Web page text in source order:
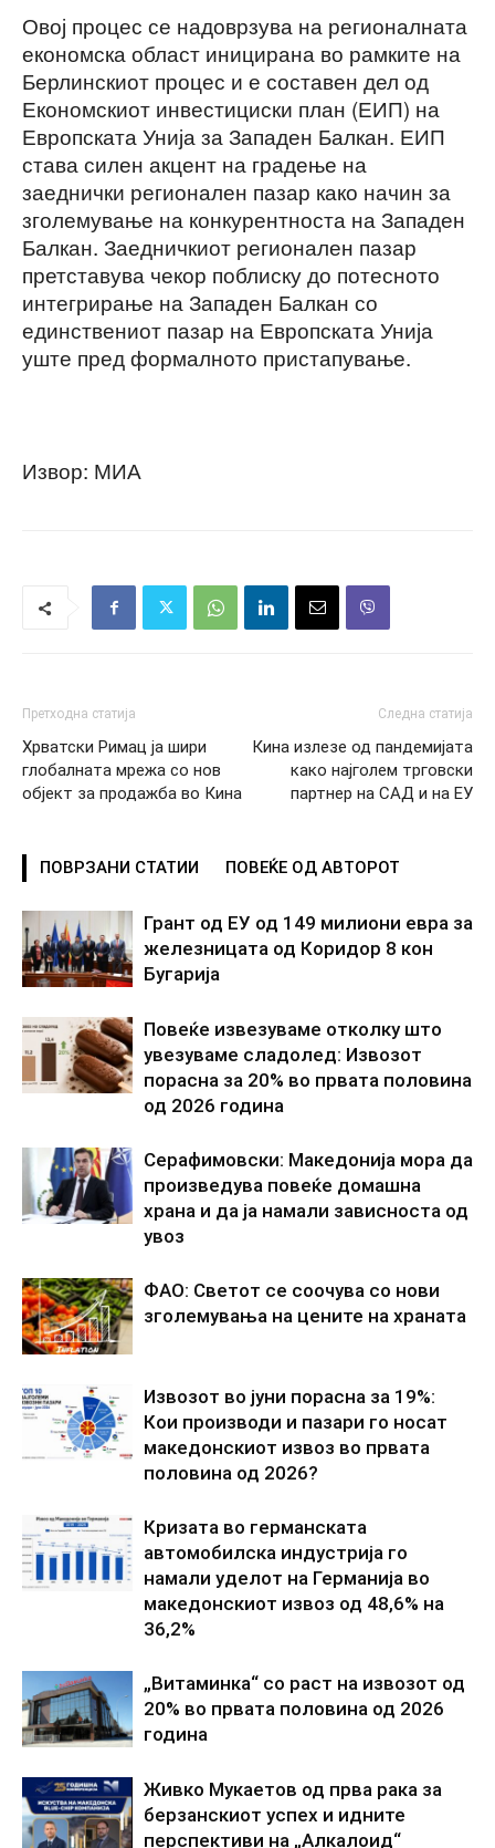
Овој процес се надоврзува на регионалната
економска област иницирана во рамките на
Берлинскиот процес и е составен дел од
Економскиот инвестициски план (ЕИП) на
Европската Унија за Западен Балкан. ЕИП
става силен акцент на градење на
заеднички регионален пазар како начин за
зголемување на конкурентноста на Западен
Балкан. Заедничкиот регионален пазар
претставува чекор поблиску до потесното
интегрирање на Западен Балкан со
единствениот пазар на Европската Унија
уште пред формалното пристапување.
Извор: МИА
Претходна статија
Хрватски Римац ја шири
глобалната мрежа со нов
објект за продажба во Кина
Следна статија
Кина излезе од пандемијата
како најголем трговски
партнер на САД и на ЕУ
ПОВРЗАНИ СТАТИИ ПОВЕЌЕ ОД АВТОРОТ
Грант од ЕУ од 149 милиони евра за
железницата од Коридор 8 кон
Бугарија
Повеќе извезуваме отколку што
увезуваме сладолед: Извозот
порасна за 20% во првата половина
од 2026 година
Серафимовски: Македонија мора да
произведува повеќе домашна
храна и да ја намали зависноста од
увоз
ФАО: Светот се соочува со нови
зголемувања на цените на храната
Извозот во јуни порасна за 19%:
Кои производи и пазари го носат
македонскиот извоз во првата
половина од 2026?
Кризата во германската
автомобилска индустрија го
намали уделот на Германија во
македонскиот извоз од 48,6% на
36,2%
„Витаминка“ со раст на извозот од
20% во првата половина од 2026
година
Живко Мукаетов од прва рака за
берзанскиот успех и идните
перспективи на „Алкалоид“